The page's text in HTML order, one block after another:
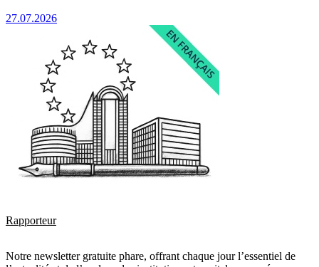
27.07.2026
Rapporteur
Notre newsletter gratuite phare, offrant chaque jour l’essentiel de